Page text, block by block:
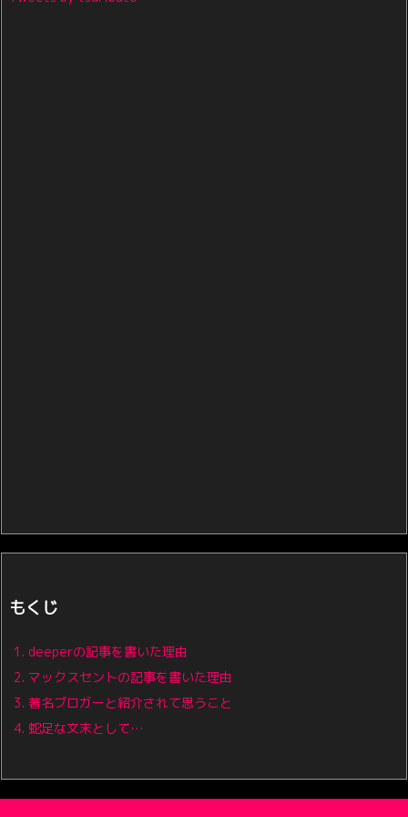
もくじ
1. deeperの記事を書いた理由
2. マックスセントの記事を書いた理由
3. 著名ブロガーと紹介されて思うこと
4. 蛇足な文末として…